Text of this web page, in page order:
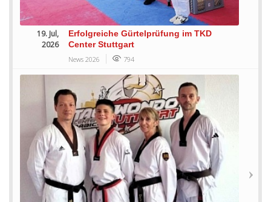
19. Jul,
2026
Erfolgreiche Gürtelprüfung im TKD
Center Stuttgart
News 2026 794